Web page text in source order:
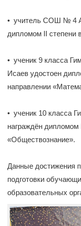
• учитель СОШ № 4
дипломом II степени
• ученик 9 класса
Исаев удостоен
направлении
• ученик 10 класса
награждён дипломом
«Обществознание».
Данные достижения
подготовки
образовательных